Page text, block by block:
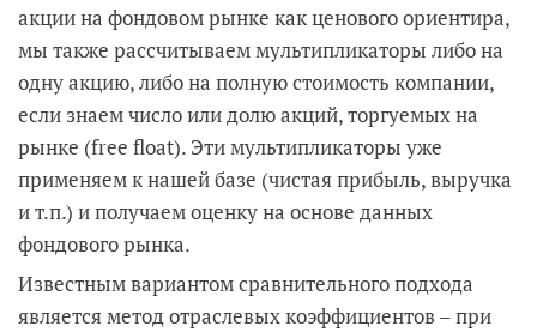
акции на фондовом рынке как ценового ориентира,
мы также рассчитываем мультипликаторы либо на
одну акцию, либо на полную стоимость компании,
если знаем число или долю акций, торгуемых на
рынке (free float). Эти мультипликаторы уже
применяем к нашей базе (чистая прибыль, выручка
и т.п.) и получаем оценку на основе данных
фондового рынка.
Известным вариантом сравнительного подхода
является метод отраслевых коэффициентов – при